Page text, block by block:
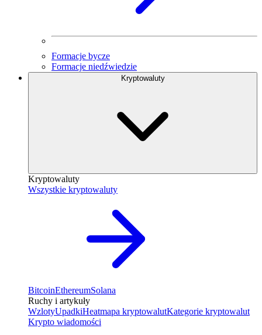
Formacje bycze
Formacje niedźwiedzie
Kryptowaluty
Kryptowaluty
Wszystkie kryptowaluty
BitcoinEthereumSolana
Ruchy i artykuły
WzlotyUpadkiHeatmapa kryptowalutKategorie kryptowalut
Krypto wiadomości